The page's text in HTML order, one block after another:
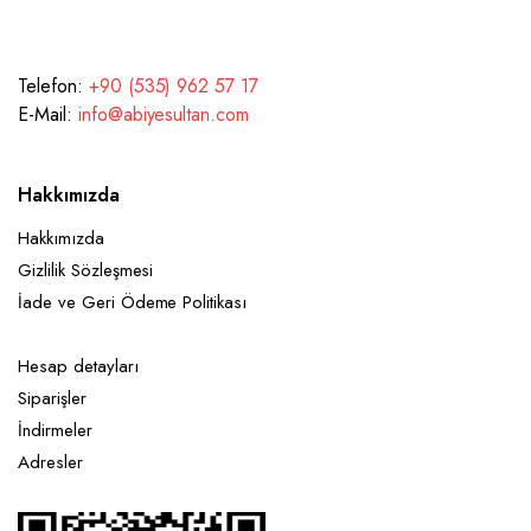
Telefon: +90 (535) 962 57 17
E-Mail: info@abiyesultan.com
Hakkımızda
Hakkımızda
Gizlilik Sözleşmesi
İade ve Geri Ödeme Politikası
Hesap detayları
Siparişler
İndirmeler
Adresler